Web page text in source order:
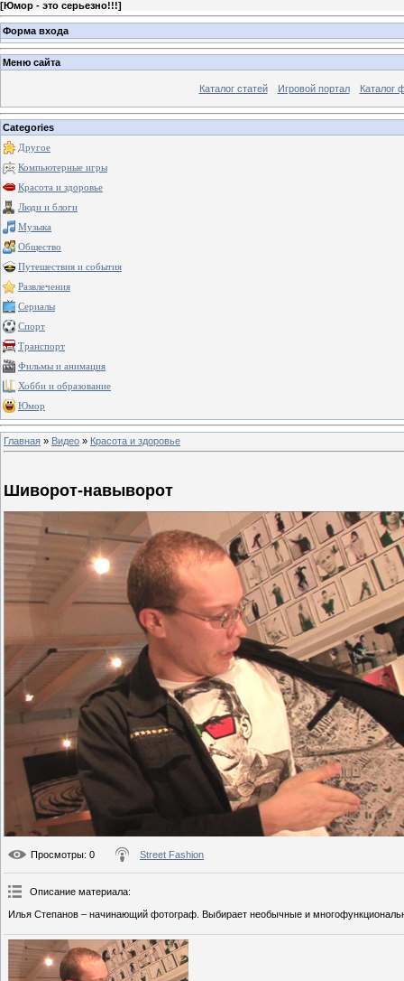
[Юмор - это серьезно!!!]
Форма входа
Меню сайта
Каталог статей Игровой портал Каталог
Categories
Другое
Компьютерные игры
Красота и здоровье
Люди и блоги
Музыка
Общество
Путешествия и события
Развлечения
Сериалы
Спорт
Транспорт
Фильмы и анимация
Хобби и образование
Юмор
Главная » Видео » Красота и здоровье
Шиворот-навыворот
Просмотры: 0 Street Fashion
Описание материала:
Илья Степанов – начинающий фотограф. Выбирает необычные и